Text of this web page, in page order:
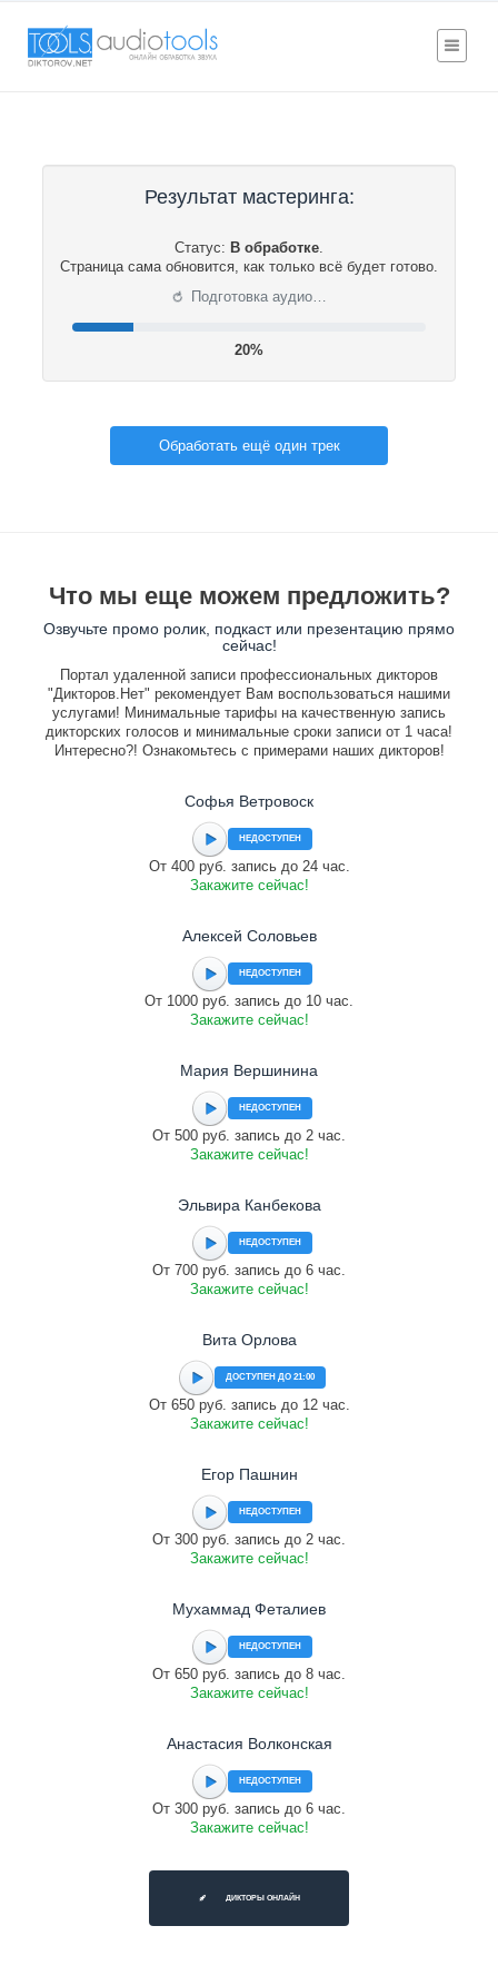
Результат мастеринга:
Статус: В обработке.
Страница сама обновится, как только всё будет готово.
⟳ Подготовка аудио…
20%
Обработать ещё один трек
Что мы еще можем предложить?
Озвучьте промо ролик, подкаст или презентацию прямо
сейчас!
Портал удаленной записи профессиональных дикторов
"Дикторов.Нет" рекомендует Вам воспользоваться нашими
услугами! Минимальные тарифы на качественную запись
дикторских голосов и минимальные сроки записи от 1 часа!
Интересно?! Ознакомьтесь с примерами наших дикторов!
Софья Ветровоск
НЕДОСТУПЕН
От 400 руб. запись до 24 час.
Закажите сейчас!
Алексей Соловьев
НЕДОСТУПЕН
От 1000 руб. запись до 10 час.
Закажите сейчас!
Мария Вершинина
НЕДОСТУПЕН
От 500 руб. запись до 2 час.
Закажите сейчас!
Эльвира Канбекова
НЕДОСТУПЕН
От 700 руб. запись до 6 час.
Закажите сейчас!
Вита Орлова
ДОСТУПЕН ДО 21:00
От 650 руб. запись до 12 час.
Закажите сейчас!
Егор Пашнин
НЕДОСТУПЕН
От 300 руб. запись до 2 час.
Закажите сейчас!
Мухаммад Феталиев
НЕДОСТУПЕН
От 650 руб. запись до 8 час.
Закажите сейчас!
Анастасия Волконская
НЕДОСТУПЕН
От 300 руб. запись до 6 час.
Закажите сейчас!
ДИКТОРЫ ОНЛАЙН